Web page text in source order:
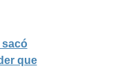
sacó
que